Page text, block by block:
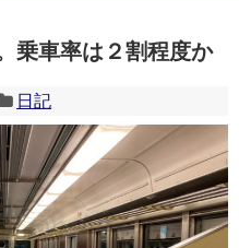
乗車率は２割程度か
日記